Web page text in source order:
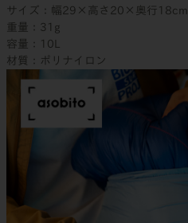
サイズ：幅29×高さ20×奥行18cm
重量：31g
容量：10L
材質：ポリナイロン